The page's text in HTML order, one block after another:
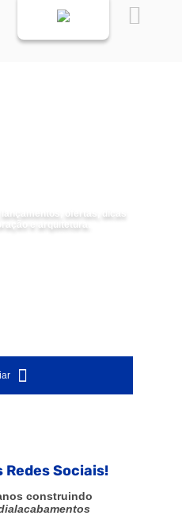
ofertas, dicas
e arquitetura.
Sociais!
construindo